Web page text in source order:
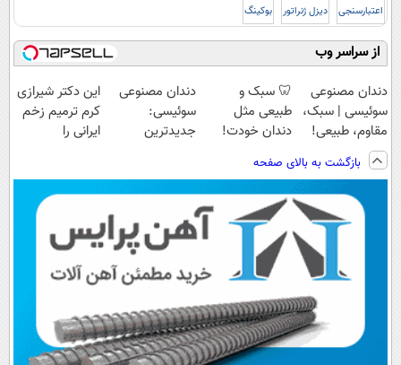
اعتبارسنجی دیزل ژنراتور بوکینگ
از سراسر وب
دندان مصنوعی
سوئیسی | سبک،
مقاوم، طبیعی!
ویزیت
رایگان+پرداخت
اقساطی😍
🦷 سبک و
طبیعی مثل
دندان خودت!
پرداخت اقساطی
💳 📍 تهران
دندان مصنوعی
سوئیسی:
جدیدترین
پرداخت قسطی
این دکتر شیرازی
کرم ترمیم زخم
ایرانی را
بازگشت به بالای صفحه